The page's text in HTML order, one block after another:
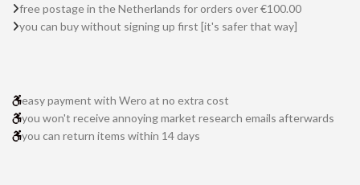
free postage in the Netherlands for orders over €100.00
you can buy without signing up first [it's safer that way]
easy payment with Wero at no extra cost
you won't receive annoying market research emails afterwards
you can return items within 14 days